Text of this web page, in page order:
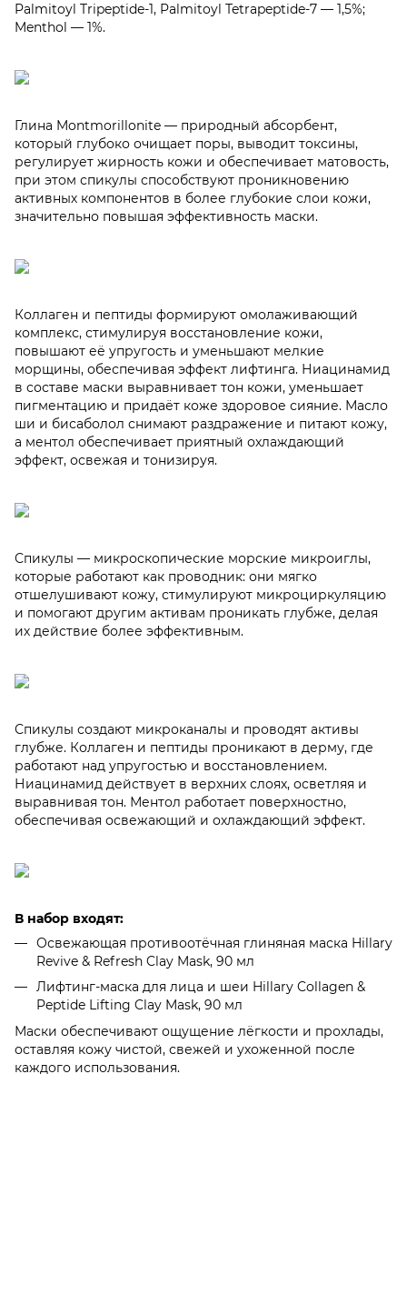
Palmitoyl Tripeptide-1, Palmitoyl Tetrapeptide-7 — 1,5%;
Menthol — 1%.
Глина Montmorillonite — природный абсорбент,
который глубоко очищает поры, выводит токсины,
регулирует жирность кожи и обеспечивает матовость,
при этом спикулы способствуют проникновению
активных компонентов в более глубокие слои кожи,
значительно повышая эффективность маски.
Коллаген и пептиды формируют омолаживающий
комплекс, стимулируя восстановление кожи,
повышают её упругость и уменьшают мелкие
морщины, обеспечивая эффект лифтинга. Ниацинамид
в составе маски выравнивает тон кожи, уменьшает
пигментацию и придаёт коже здоровое сияние. Масло
ши и бисаболол снимают раздражение и питают кожу,
а ментол обеспечивает приятный охлаждающий
эффект, освежая и тонизируя.
Спикулы — микроскопические морские микроиглы,
которые работают как проводник: они мягко
отшелушивают кожу, стимулируют микроциркуляцию
и помогают другим активам проникать глубже, делая
их действие более эффективным.
Спикулы создают микроканалы и проводят активы
глубже. Коллаген и пептиды проникают в дерму, где
работают над упругостью и восстановлением.
Ниацинамид действует в верхних слоях, осветляя и
выравнивая тон. Ментол работает поверхностно,
обеспечивая освежающий и охлаждающий эффект.
В набор входят:
Освежающая противоотёчная глиняная маска Hillary
Revive & Refresh Clay Mask, 90 мл
Лифтинг-маска для лица и шеи Hillary Collagen &
Peptide Lifting Clay Mask, 90 мл
Маски обеспечивают ощущение лёгкости и прохлады,
оставляя кожу чистой, свежей и ухоженной после
каждого использования.